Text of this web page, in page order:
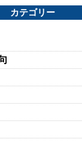
カテゴリー